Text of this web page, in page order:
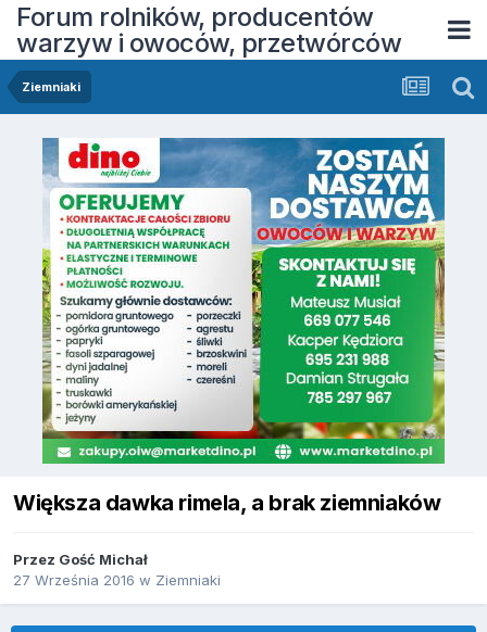
Forum rolników, producentów
warzyw i owoców, przetwórców
Ziemniaki
Większa dawka rimela, a brak ziemniaków
Przez Gość Michał
27 Września 2016 w Ziemniaki